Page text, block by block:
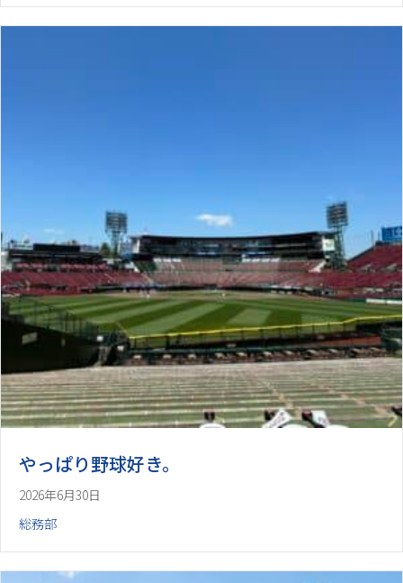
やっぱり野球好き。
2026年6月30日
総務部